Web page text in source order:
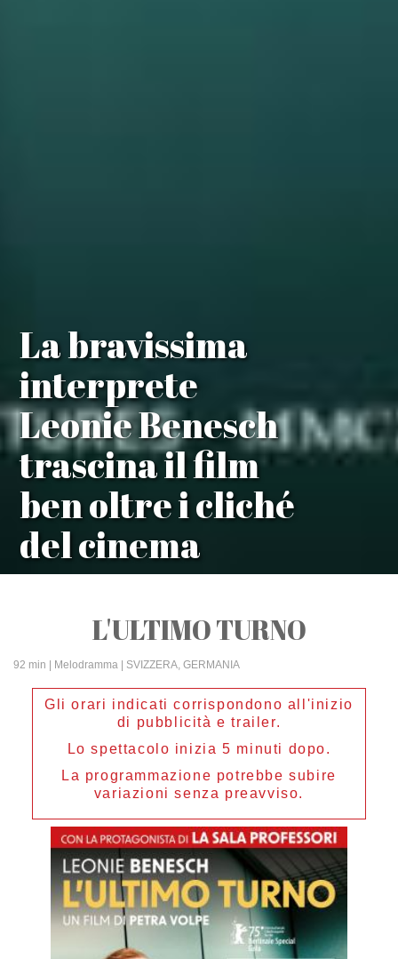
La bravissima
interprete
Leonie Benesch
trascina il film
ben oltre i cliché
del cinema
L'ULTIMO TURNO
92 min | Melodramma | SVIZZERA, GERMANIA
Gli orari indicati corrispondono all'inizio
di pubblicità e trailer.
Lo spettacolo inizia 5 minuti dopo.
La programmazione potrebbe subire
variazioni senza preavviso.